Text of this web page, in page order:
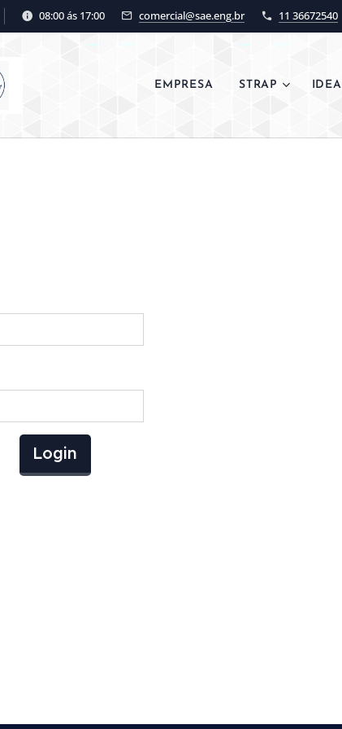
08:00 ás 17:00 comercial@sae.eng.br 11 36672540
EMPRESA STRAP IDEA
Login